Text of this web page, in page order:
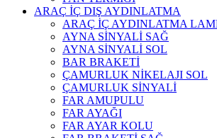
ARAÇ İÇ DIŞ AYDINLATMA
ARAÇ İÇ AYDINLATMA
AYNA SİNYALİ SAĞ
AYNA SİNYALİ SOL
BAR BRAKETİ
ÇAMURLUK NİKELAJI SOL
ÇAMURLUK SİNYALİ
FAR AMUPULU
FAR AYAĞI
FAR AYAR KOLU